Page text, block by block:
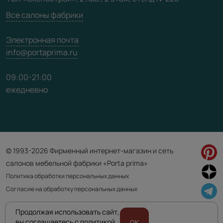
Все салоны фабрики
Электронная почта
info@portaprima.ru
09:00-21:00
ежедневно
© 1993-2026 Фирменный интернет-магазин и сеть
салонов мебельной фабрики «Porta prima»
Политика обработки персональных данных
Согласие на обработку персональных данных
Приведенная на сайте информация не является публичной офертой
Продолжая использовать сайт,